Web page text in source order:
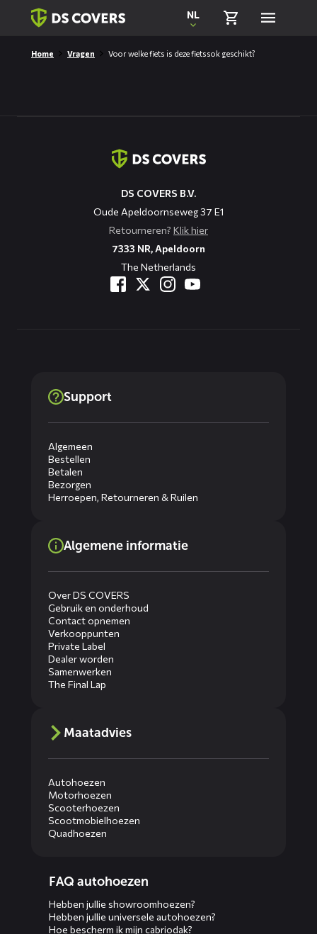
Skiplinks
NL
Home Vragen Voor welke fiets is deze fietssok geschikt?
DS COVERS B.V.
Oude Apeldoornseweg 37 E1
Retourneren? Klik hier
7333 NR, Apeldoorn
The Netherlands
Support
Algemeen
Bestellen
Betalen
Bezorgen
Herroepen, Retourneren & Ruilen
Algemene informatie
Over DS COVERS
Gebruik en onderhoud
Contact opnemen
Verkooppunten
Private Label
Dealer worden
Samenwerken
The Final Lap
Maatadvies
Autohoezen
Motorhoezen
Scooterhoezen
Scootmobielhoezen
Quadhoezen
menusFAQ autohoezen
Hebben jullie showroomhoezen?
Hebben jullie universele autohoezen?
Hoe bescherm ik mijn cabriodak?